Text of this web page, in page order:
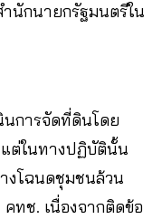
ำนักนายกรัฐมนตรีใน
นการจัดที่ดินโดย
ต่ในทางปฏิบัตินั้น
งโฉนดชุมชนล้วน
ทช. เนื่องจากติดข้อ